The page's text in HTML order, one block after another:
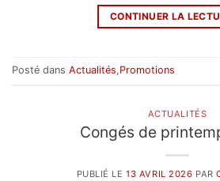
CONTINUER LA
Posté dans Actualités,Promotions
ACTUALITÉS
Congés de
PUBLIÉ LE13 AVRIL 2026 PAR